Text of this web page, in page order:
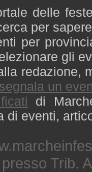
delle
per
per
gli
redazione,
segnala un
di
di eventi,
Trib.